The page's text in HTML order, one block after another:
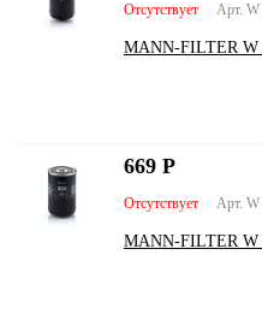
Арт. W
Отсутствует
MANN-FILTER W
Арт. W
Отсутствует
MANN-FILTER W
669 Р